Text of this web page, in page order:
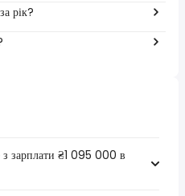
рік?
з зарплати ₴1 095 000 в